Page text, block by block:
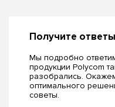
Получите
Мы подробно
продукции Polycom
разобрались.
оптимального
советы.